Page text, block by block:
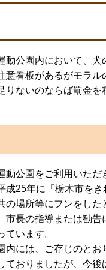
公園内において、犬
看板があるがモラル
ないのならば罰金を
公園をご利用いただ
25年に「栃木市をき
の場所等にフンをし
市長の指導または勧
ています。
には、ご存じのとお
ておりましたが、今